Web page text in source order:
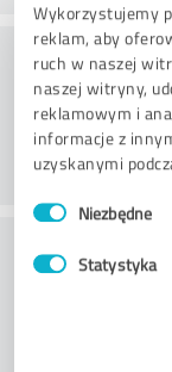
Wykorzystujemy
reklam, aby
ruch w naszej
naszej witryny,
reklamowym i
informacje z
uzyskanymi
Wybór
zgody Niezbędne
Statystyka